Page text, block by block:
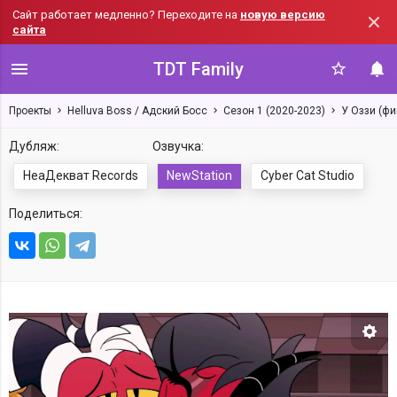
Сайт работает медленно? Переходите на новую версию
сайта
TDT Family
Проекты Helluva Boss / Адский Босс Сезон 1 (2020-2023) У Оззи
Дубляж:
НеаДекват Records
Озвучка:
NewStation Cyber Cat Studio
Поделиться: